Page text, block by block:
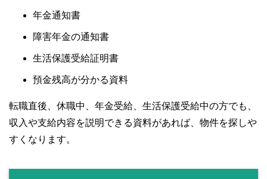
年金通知書
障害年金の通知書
生活保護受給証明書
預金残高が分かる資料
転職直後、休職中、年金受給、生活保護受給中の方でも、
収入や支給内容を説明できる資料があれば、物件を探しや
すくなります。